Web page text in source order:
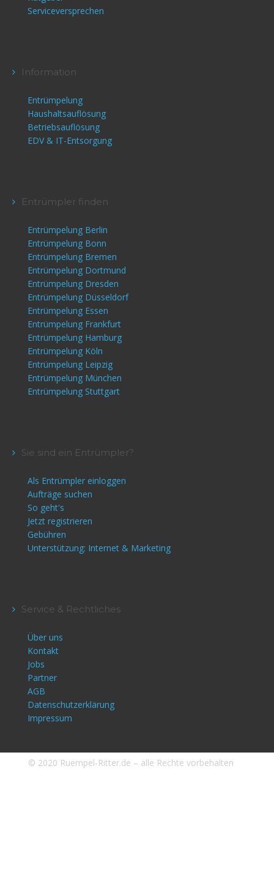
Serviceversprechen
Information
Entrümpelung
Haushaltsauflösung
Betriebsauflösung
EDV & IT-Entsorgung
Entrümpler finden
Entrümpelung Berlin
Entrümpelung Bonn
Entrümpelung Bremen
Entrümpelung Dortmund
Entrümpelung Dresden
Entrümpelung Düsseldorf
Entrümpelung Essen
Entrümpelung Frankfurt
Entrümpelung Hamburg
Entrümpelung Köln
Entrümpelung Leipzig
Entrümpelung München
Entrümpelung Stuttgart
Sie sind ein Entrümpler?
Als Entrümpler einloggen
Aufträge suchen
So geht's
Jetzt registrieren
Gebühren
Unterstützung: Internet & Marketing
Service & Rechtliches
Über uns
Kontakt
Jobs
Partner
AGB
Datenschutzerklärung
Impressum
© 2020 Ruempel-Ritter.de – alle Rechte vorbehalten